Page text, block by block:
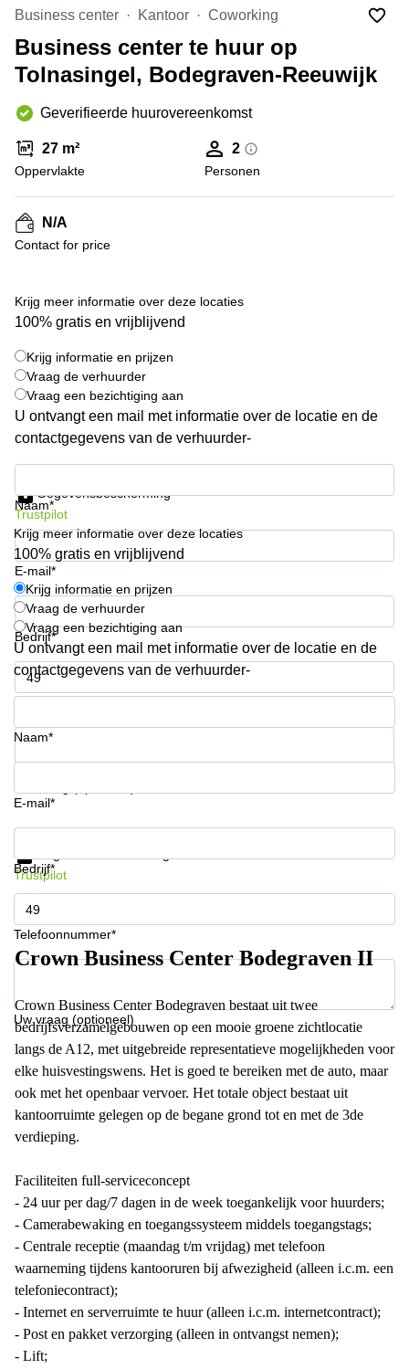
Hengelo
Hilversum
Hoofddorp
Deventer
Rotterdam
Tiel
Zwolle
Bodegraven-
Reeuwijk
Business
center
Arnhem
Business
Amsterdam
Westpoort
Business
center
Hilversum
Den
Haag
space
Breda
Coworking
Arnhem
Coworking
space
Hilversum
Coworking
space
Zwolle
Coworking
Haarlem
Kantoor
Huren
Hengelo
Nijmegen
Business center Kantoor Coworking
Business center te huur op
Tolnasingel, Bodegraven-Reeuwijk
Geverifieerde huurovereenkomst
27 m²
Oppervlakte
2
Personen
N/A
Contact for price
Krijg meer informatie over deze locaties
100% gratis en vrijblijvend
Krijg informatie en prijzen
Vraag de verhuurder
Vraag een bezichtiging aan
U ontvangt een mail met informatie over de locatie en de
contactgegevens van de verhuurder-
Naam*
E-mail*
Bedrijf*
Telefoonnummer*
Gegevensbescherming
Trustpilot
Krijg meer informatie over deze locaties
100% gratis en vrijblijvend
Krijg informatie en prijzen
Vraag de verhuurder
Vraag een bezichtiging aan
U ontvangt een mail met informatie over de locatie en de
contactgegevens van de verhuurder-
Naam*
E-mail*
Bedrijf*
Telefoonnummer*
Uw vraag (optioneel)
Krijg informatie en prijzen
Trustpilot
Crown Business Center Bodegraven II
Crown Business Center Bodegraven bestaat uit twee
bedrijfsverzamelgebouwen op een mooie groene zichtlocatie
langs de A12, met uitgebreide representatieve mogelijkheden voor
elke huisvestingswens. Het is goed te bereiken met de auto, maar
ook met het openbaar vervoer. Het totale object bestaat uit
kantoorruimte gelegen op de begane grond tot en met de 3de
verdieping.
Faciliteiten full-serviceconcept
- 24 uur per dag/7 dagen in de week toegankelijk voor huurders;
- Camerabewaking en toegangssysteem middels toegangstags;
- Centrale receptie (maandag t/m vrijdag) met telefoon
waarneming tijdens kantooruren bij afwezigheid (alleen i.c.m. een
telefoniecontract);
- Internet en serverruimte te huur (alleen i.c.m. internetcontract);
- Post en pakket verzorging (alleen in ontvangst nemen);
- Lift;